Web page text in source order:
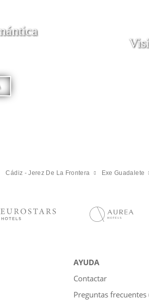
Cádiz - Jerez De La Frontera Exe Guadalete
AYUDA
Contactar
Preguntas frecuentes